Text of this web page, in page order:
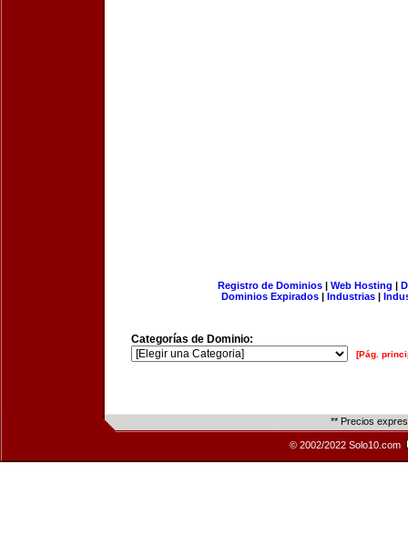
Registro de Dominios| Web Hosting |
Dominios Expirados | Industrias |
Categorías de Dominio:
[Pág.
** Precios
© 2002/2022 Solo10.com